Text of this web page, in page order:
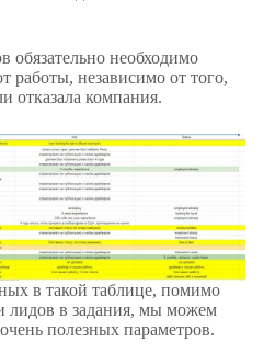
обязательно необходимо
работы, независимо от того,
отказала компания.
в такой таблице, помимо
лидов в задания, мы можем
полезных параметров.